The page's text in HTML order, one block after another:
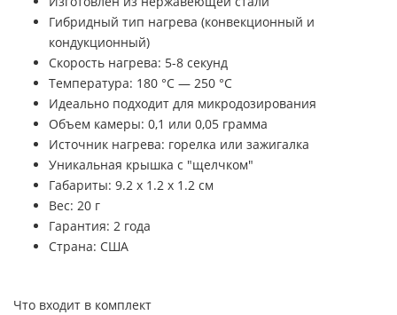
Гибридный тип нагрева (конвекционный и
кондукционный)
Скорость нагрева: 5-8 секунд
Температура: 180 °C — 250 °C
Идеально подходит для микродозирования
Объем камеры: 0,1 или 0,05 грамма
Источник нагрева: горелка или зажигалка
Уникальная крышка с "щелчком"
Габариты: 9.2 х 1.2 х 1.2 см
Вес: 20 г
Гарантия: 2 года
Страна: США
Что входит в комплект